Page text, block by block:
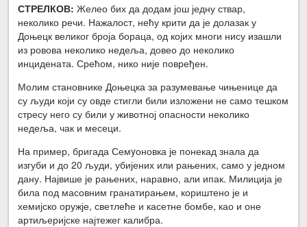
СТРЕЛКОВ:Желео бих да додам још једну ствар,
неколико речи. Нажалост, нећу крити да је долазак у
Доњецк великог броја бораца, од којих многи нису изашли
из ровова неколико недеља, довео до неколико
инцидената. Срећом, нико није повређен.
Молим становнике Доњецка за разумевање чињенице да
су људи који су овде стигли били изложени не само тешком
стресу него су били у животној опасности неколико
недеља, чак и месеци.
На пример, бригада Семyоновка је понекад знала да
изгуби и до 20 људи, убијених или рањених, само у једном
дану. Највише је рањених, наравно, али ипак. Милиција је
била под масовним гранатирањем, кориштено је и
хемијско оружје, светлеће и касетне бомбе, као и оне
артиљеријске најтежег калибра.